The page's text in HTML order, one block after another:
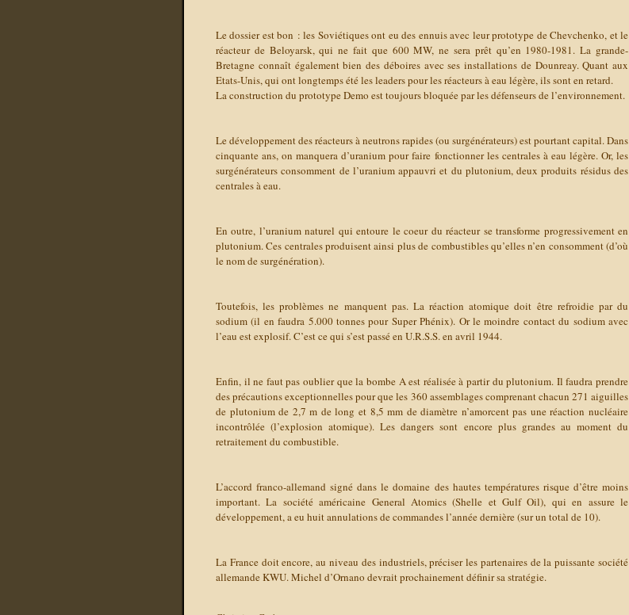
Le dossier est bon : les Soviétiques ont eu des ennuis avec leur prototype de Chevchenko, et le
réacteur de Beloyarsk, qui ne fait que 600 MW, ne sera prêt qu’en 1980-1981. La grande-
Bretagne connaît également bien des déboires avec ses installations de Dounreay. Quant aux
Etats-Unis, qui ont longtemps été les leaders pour les réacteurs à eau légère, ils sont en retard.
La construction du prototype Demo est toujours bloquée par les défenseurs de l’environnement.
Le développement des réacteurs à neutrons rapides (ou surgénérateurs) est pourtant capital. Dans
cinquante ans, on manquera d’uranium pour faire fonctionner les centrales à eau légère. Or, les
surgénérateurs consomment de l’uranium appauvri et du plutonium, deux produits résidus des
centrales à eau.
En outre, l’uranium naturel qui entoure le coeur du réacteur se transforme progressivement en
plutonium. Ces centrales produisent ainsi plus de combustibles qu’elles n’en consomment (d’où
le nom de surgénération).
Toutefois, les problèmes ne manquent pas. La réaction atomique doit être refroidie par du
sodium (il en faudra 5.000 tonnes pour Super Phénix). Or le moindre contact du sodium avec
l’eau est explosif. C’est ce qui s’est passé en U.R.S.S. en avril 1944.
Enfin, il ne faut pas oublier que la bombe A est réalisée à partir du plutonium. Il faudra prendre
des précautions exceptionnelles pour que les 360 assemblages comprenant chacun 271 aiguilles
de plutonium de 2,7 m de long et 8,5 mm de diamètre n’amorcent pas une réaction nucléaire
incontrôlée (l’explosion atomique). Les dangers sont encore plus grandes au moment du
retraitement du combustible.
L’accord franco-allemand signé dans le domaine des hautes températures risque d’être moins
important. La société américaine General Atomics (Shelle et Gulf Oil), qui en assure le
développement, a eu huit annulations de commandes l’année dernière (sur un total de 10).
La France doit encore, au niveau des industriels, préciser les partenaires de la puissante société
allemande KWU. Michel d’Ornano devrait prochainement définir sa stratégie.